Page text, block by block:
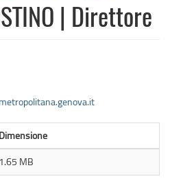
| Direttore
Dimensione
1.65 MB